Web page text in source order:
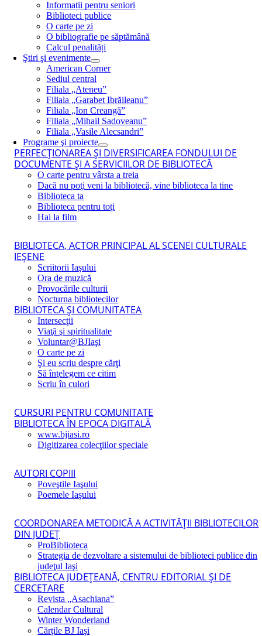
Informații pentru seniori
Biblioteci publice
O carte pe zi
O bibliografie pe săptămână
Calcul penalități
Ştiri şi evenimente
American Corner
Sediul central
Filiala „Ateneu”
Filiala „Garabet Ibrăileanu”
Filiala „Ion Creangă”
Filiala „Mihail Sadoveanu”
Filiala „Vasile Alecsandri”
Programe şi proiecte
PERFECŢIONAREA ŞI DIVERSIFICAREA FONDULUI DE
DOCUMENTE ŞI A SERVICIILOR DE BIBLIOTECĂ
O carte pentru vârsta a treia
Dacă nu poţi veni la bibliotecă, vine biblioteca la tine
Biblioteca ta
Biblioteca pentru toţi
Hai la film
BIBLIOTECA, ACTOR PRINCIPAL AL SCENEI CULTURALE
IEŞENE
Scriitorii Iaşului
Ora de muzică
Provocările culturii
Nocturna bibliotecilor
BIBLIOTECA ŞI COMUNITATEA
Intersecţii
Viaţă şi spiritualitate
Voluntar@BJIaşi
O carte pe zi
Şi eu scriu despre cărţi
Să înţelegem ce citim
Scriu în culori
CURSURI PENTRU COMUNITATE
BIBLIOTECA ÎN EPOCA DIGITALĂ
www.bjiasi.ro
Digitizarea colecţiilor speciale
AUTORI COPIII
Poveştile Iaşului
Poemele Iaşului
COORDONAREA METODICĂ A ACTIVITĂŢII BIBLIOTECILOR
DIN JUDEŢ
ProBiblioteca
Strategia de dezvoltare a sistemului de biblioteci publice din
judeţul Iaşi
BIBLIOTECA JUDEŢEANĂ, CENTRU EDITORIAL ŞI DE
CERCETARE
Revista „Asachiana”
Calendar Cultural
Winter Wonderland
Cărţile BJ Iaşi